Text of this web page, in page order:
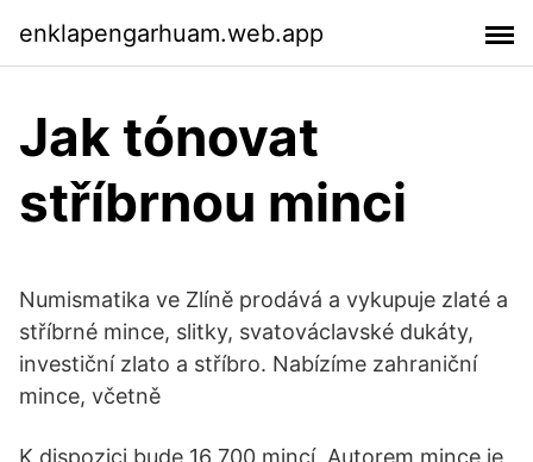
enklapengarhuam.web.app
Jak tónovat
stříbrnou minci
Numismatika ve Zlíně prodává a vykupuje zlaté a
stříbrné mince, slitky, svatováclavské dukáty,
investiční zlato a stříbro. Nabízíme zahraniční
mince, včetně
K dispozici bude 16 700 mincí. Autorem mince je